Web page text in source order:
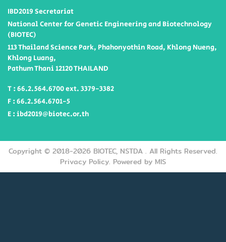
IBD2019 Secretariat
National Center for Genetic Engineering and Biotechnology
(BIOTEC)
113 Thailand Science Park, Phahonyothin Road, Khlong Nueng,
Khlong Luang,
Pathum Thani 12120 THAILAND
T : 66.2.564.6700 ext. 3379-3382
F : 66.2.564.6701-5
E : ibd2019@biotec.or.th
Copyright © 2018-2026 BIOTEC, NSTDA . All Rights Reserved.
Privacy Policy. Powered by MIS